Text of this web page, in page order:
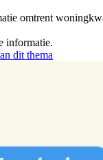
omtrent
informatie.
dit thema